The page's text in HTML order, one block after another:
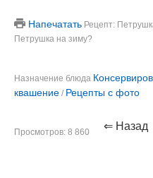
Напечатать Рецепт:
Петрушка на зиму?
Назначение блюда
квашение / Рецепты с фото
Просмотров: 8 860 ⇐ Назад